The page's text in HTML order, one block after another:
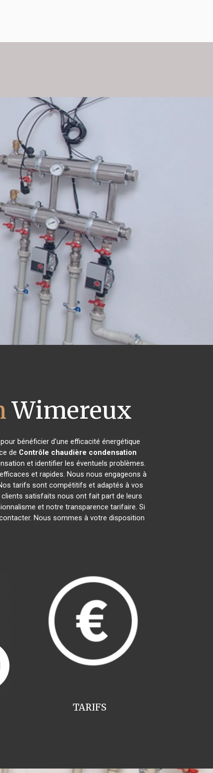
Wimereux
bénéficier d'une efficacité énergétique
de Contrôle chaudière condensation
et identifier les éventuels problèmes.
et rapides. Nous nous engageons à
tarifs sont compétitifs et adaptés à vos
satisfaits nous ont fait part de leurs
et notre transparence tarifaire. Si
Nous sommes à votre disposition
TARIFS